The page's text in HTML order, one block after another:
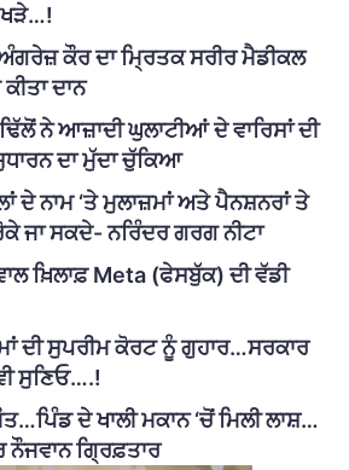
ਖੜੇ…!
ਕੌਰ ਦਾ ਮ੍ਰਿਤਕ ਸਰੀਰ ਮੈਡੀਕਲ
ਦਾਨ
ਨੇ ਆਜ਼ਾਦੀ ਘੁਲਾਟੀਆਂ ਦੇ ਵਾਰਿਸਾਂ ਦੀ
ਦਾ ਮੁੱਦਾ ਚੁੱਕਿਆ
ਦੇ ਨਾਮ ‘ਤੇ ਮੁਲਾਜ਼ਮਾਂ ਅਤੇ ਪੈਨਸ਼ਨਰਾਂ ਤੇ
ਜਾ ਸਕਦੇ- ਨਰਿੰਦਰ ਗਰਗ ਨੀਟਾ
ਖ਼ਿਲਾਫ਼ Meta (ਫੇਸਬੁੱਕ) ਦੀ ਵੱਡੀ
ਦੀ ਸੁਪਰੀਮ ਕੋਰਟ ਨੂੰ ਗੁਹਾਰ…ਸਰਕਾਰ
ਸੁਣਿਓ….!
ਦੇ ਖਾਲੀ ਮਕਾਨ ‘ਚੋਂ ਮਿਲੀ ਲਾਸ਼…
ਨੌਜਵਾਨ ਗ੍ਰਿਫ਼ਤਾਰ